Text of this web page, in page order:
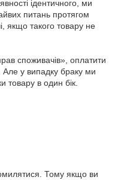
ідентичного, ми
питань протягом
якщо такого товару не
споживачів», оплатити
Але у випадку браку ми
товару в один бік.
Тому якщо ви